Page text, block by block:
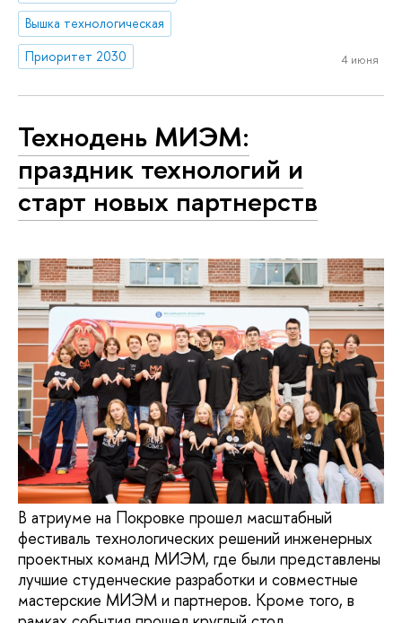
Вышка технологическая
Приоритет 2030
4 июня
Технодень МИЭМ:
праздник технологий и
старт новых партнерств
В атриуме на Покровке прошел масштабный
фестиваль технологических решений инженерных
проектных команд МИЭМ, где были представлены
лучшие студенческие разработки и совместные
мастерские МИЭМ и партнеров. Кроме того, в